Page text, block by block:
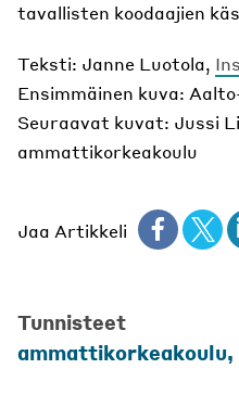
tavallisten koodaajien
Teksti: Janne Luotola,
Ensimmäinen kuva:
Seuraavat kuvat: Jussi
ammattikorkeakoulu
Jaa Artikkeli
Tunnisteet
ammattikorkeakoulu,